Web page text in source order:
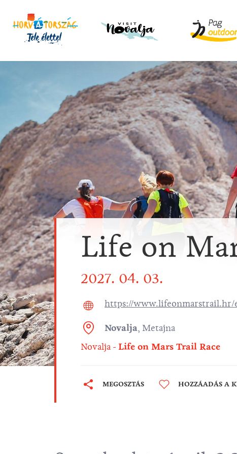
Life on
2027. 04. 03.
https://www.lifeonmarstrail.hr/
Novalja, Metajna
Novalja
Life on Mars Trail Race
MEGOSZTÁS HOZZÁADÁS A